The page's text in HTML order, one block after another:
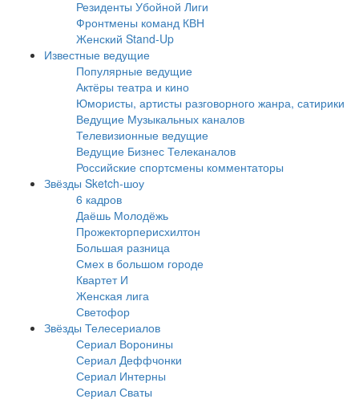
Резиденты Убойной Лиги
Фронтмены команд КВН
Женский Stand-Up
Известные ведущие
Популярные ведущие
Актёры театра и кино
Юмористы, артисты разговорного жанра, сатирики
Ведущие Музыкальных каналов
Телевизионные ведущие
Ведущие Бизнес Телеканалов
Российские спортсмены комментаторы
Звёзды Sketch-шоу
6 кадров
Даёшь Молодёжь
Прожекторперисхилтон
Большая разница
Смех в большом городе
Квартет И
Женская лига
Светофор
Звёзды Телесериалов
Сериал Воронины
Сериал Деффчонки
Сериал Интерны
Сериал Сваты